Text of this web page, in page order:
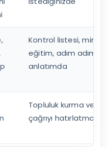
Kontrol listesi, mini
eğitim, adım adım
anlatımda
Topluluk kurma ve
çağrıyı hatırlatmada